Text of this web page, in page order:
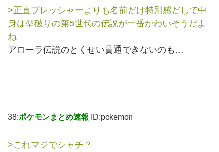
>正直プレッシャーよりも名前だけ特別感だして中
身は型破りの第5世代の伝説が一番かわいそうだよ
ね
アローラ伝説のとくせい貫通できないのも…
38:ポケモンまとめ速報 ID:pokemon
>これマジでシャチ？